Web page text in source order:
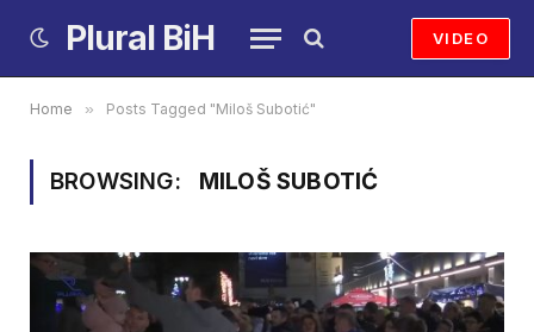
Plural BiH VIDEO
Home » Posts Tagged "Miloš Subotić"
BROWSING: MILOŠ SUBOTIĆ